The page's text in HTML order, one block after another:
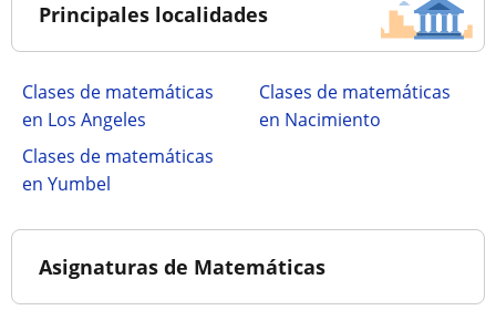
Principales localidades
Clases de matemáticas
en Los Angeles
Clases de matemáticas
en Nacimiento
Clases de matemáticas
en Yumbel
Asignaturas de Matemáticas